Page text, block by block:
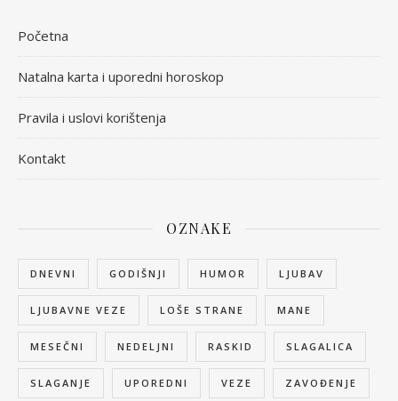
Početna
Natalna karta i uporedni horoskop
Pravila i uslovi korištenja
Kontakt
OZNAKE
DNEVNI GODIŠNJI HUMOR LJUBAV
LJUBAVNE VEZE LOŠE STRANE MANE
MESEČNI NEDELJNI RASKID SLAGALICA
SLAGANJE UPOREDNI VEZE ZAVOĐENJE